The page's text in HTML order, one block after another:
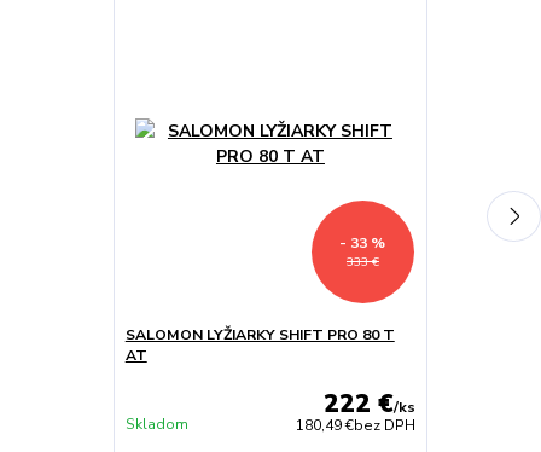
333 €
- 33 %
SALOMON LYŽIARKY SHIFT PRO 80 T
AT
222 €/ks
180,49 €bez DPH
Skladom